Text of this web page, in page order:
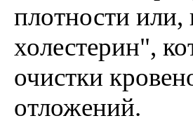
плотности
холестерин",
очистки
отложений.